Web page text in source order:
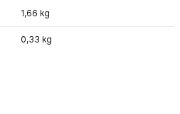
1,66 kg
0,33 kg